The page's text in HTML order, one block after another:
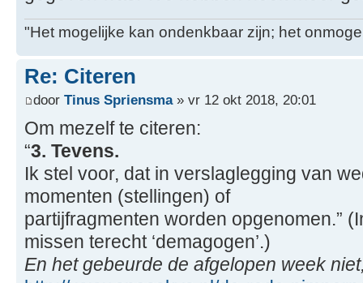
"Het mogelijke kan ondenkbaar zijn; het
Re: Citeren
door Tinus Spriensma» vr 12 okt 2018, 20:01
Om mezelf te citeren:
“3. Tevens.
Ik stel voor, dat in verslaglegging van
momenten (stellingen) of
partijfragmenten worden opgenomen.”
missen terecht ‘demagogen’.)
En het gebeurde de afgelopen week